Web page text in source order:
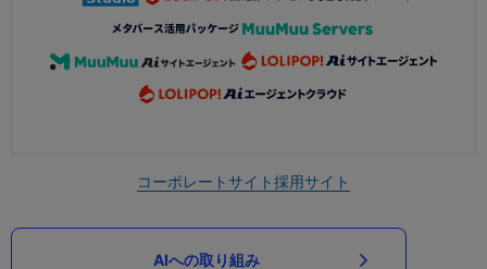
コーポレートサイト採用サイト
AIへの取り組み